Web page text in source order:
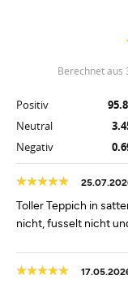
berechnet
Positiv
Neutral
Negativ
Toller Teppich in
nicht, fusselt nicht